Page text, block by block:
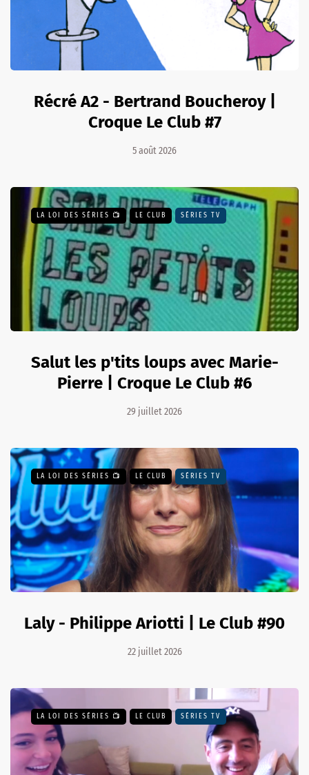
Récré A2 - Bertrand Boucheroy |
Croque Le Club #7
5 août 2026
LA LOI DES SÉRIES 📺 LE CLUB SÉRIES TV
Salut les p'tits loups avec Marie-
Pierre | Croque Le Club #6
29 juillet 2026
LA LOI DES SÉRIES 📺 LE CLUB SÉRIES TV
Laly - Philippe Ariotti | Le Club #90
22 juillet 2026
LA LOI DES SÉRIES 📺 LE CLUB SÉRIES TV